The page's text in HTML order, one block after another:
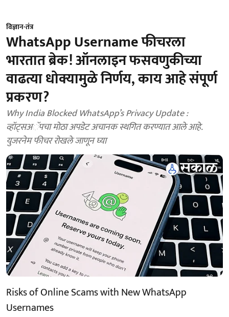
विज्ञान-तंत्र
WhatsApp Username फीचरला
भारतात ब्रेक! ऑनलाइन फसवणुकीच्या
वाढत्या धोक्यामुळे निर्णय, काय आहे संपूर्ण
प्रकरण?
Why India Blocked WhatsApp’s Privacy Update :
व्हॉट्सअॅपचा मोठा अपडेट अचानक स्थगित करण्यात आले आहे.
युजरनेम फीचर रोखले जाणून घ्या
Risks of Online Scams with New WhatsApp
Usernames